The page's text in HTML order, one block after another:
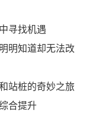
寻找机遇
明知道却无法改
站桩的奇妙之旅
合提升